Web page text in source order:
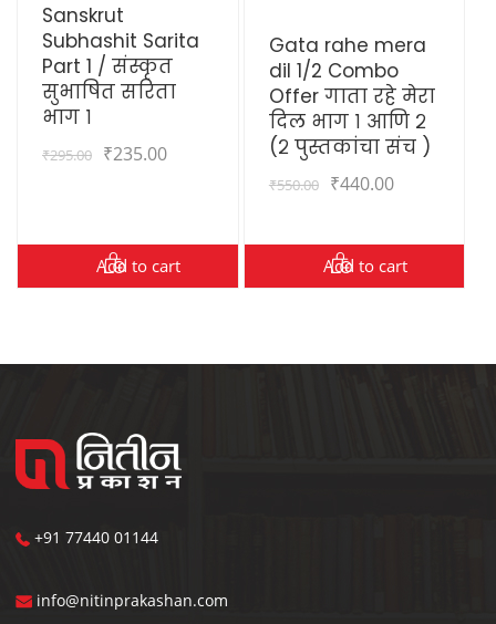
Sanskrut
Subhashit Sarita
Part 1 / संस्कृत
सुभाषित सरिता
भाग १
₹295.00 ₹235.00
Add to cart
Gata rahe mera
dil 1/2 Combo
Offer गाता रहे मेरा
दिल भाग १ आणि २
(२ पुस्तकांचा संच )
₹550.00 ₹440.00
Add to cart
+91 77440 01144
info@nitinprakashan.com